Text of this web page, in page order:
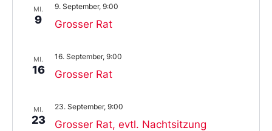
MI.
9 Grosser Rat
9. September, 9:00
MI.
16 Grosser Rat
16. September, 9:00
MI.
23 Grosser Rat, evtl. Nachtsitzung
23. September, 9:00